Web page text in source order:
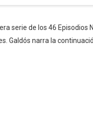
serie de los 46
Galdós narra la